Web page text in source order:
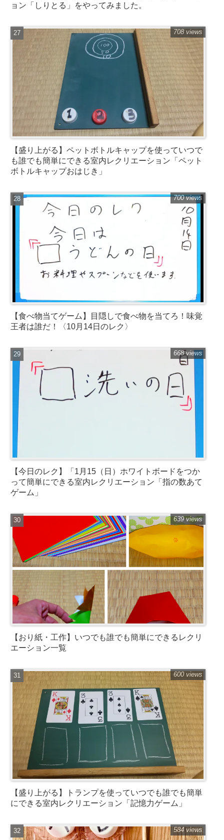
ョン「しりとる」をやってみました。
【盛り上がる】ペットボトルキャップを使っていつで
も誰でも簡単にできる室内レクリエーション「ペット
ボトルキャップおはじき」
708 views
【食べ物当てゲーム】目隠しで食べ物を当てろ！味覚
王者は誰だ！〈10月14日のレク〉
700 views
【今日のレク】「1月15（日）ホワイトボードをつか
って簡単にできる室内レクリエーション「指の数あて
ゲーム」
668 views
【おり紙・工作】いつでも誰でも簡単にできるレクリ
エーション一覧
639 views
【盛り上がる】トランプを使っていつでも誰でも簡単
にできる室内レクリエーション「記憶力ゲーム」
600 views
584 views